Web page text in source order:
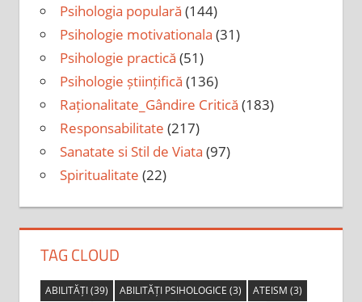
Psihologia populară (144)
Psihologie motivationala (31)
Psihologie practică (51)
Psihologie științifică (136)
Raționalitate_Gândire Critică (183)
Responsabilitate (217)
Sanatate si Stil de Viata (97)
Spiritualitate (22)
TAG CLOUD
ABILITĂȚI(39) ABILITĂȚI PSIHOLOGICE (3) ATEISM (3)